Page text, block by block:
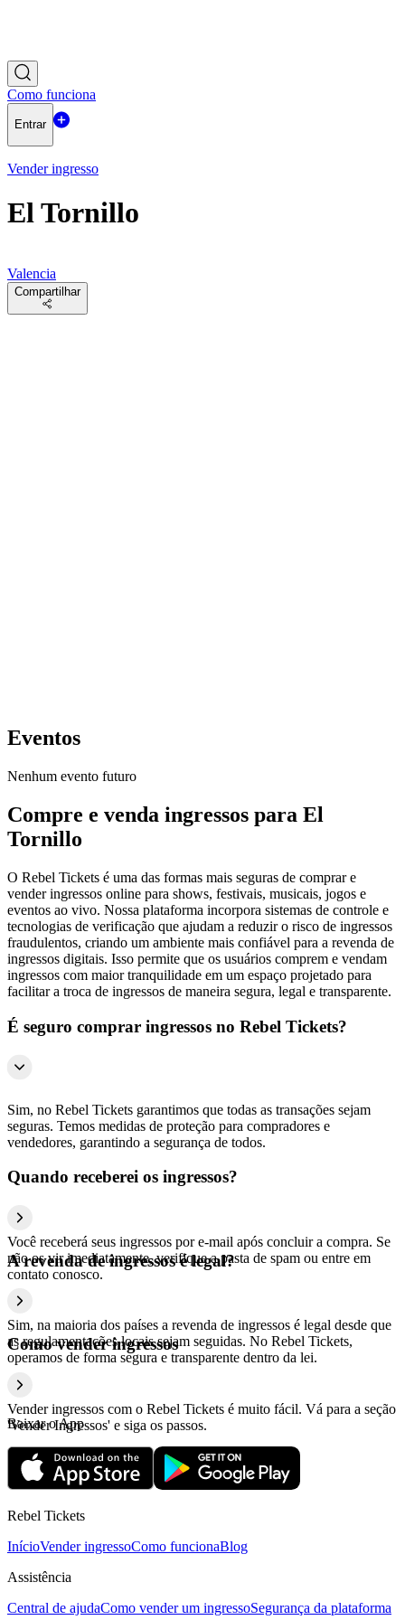
Como funciona
Entrar
Vender ingresso
El Tornillo
Valencia
Compartilhar
Eventos
Nenhum evento futuro
Compre e venda ingressos para El
Tornillo
O Rebel Tickets é uma das formas mais seguras de comprar e
vender ingressos online para shows, festivais, musicais, jogos e
eventos ao vivo. Nossa plataforma incorpora sistemas de controle e
tecnologias de verificação que ajudam a reduzir o risco de ingressos
fraudulentos, criando um ambiente mais confiável para a revenda de
ingressos digitais. Isso permite que os usuários comprem e vendam
ingressos com maior tranquilidade em um espaço projetado para
facilitar a troca de ingressos de maneira segura, legal e transparente.
É seguro comprar ingressos no Rebel Tickets?
Sim, no Rebel Tickets garantimos que todas as transações sejam
seguras. Temos medidas de proteção para compradores e
vendedores, garantindo a segurança de todos.
Quando receberei os ingressos?
Você receberá seus ingressos por e-mail após concluir a compra. Se
não os vir imediatamente, verifique a pasta de spam ou entre em
contato conosco.
A revenda de ingressos é legal?
Sim, na maioria dos países a revenda de ingressos é legal desde que
as regulamentações locais sejam seguidas. No Rebel Tickets,
operamos de forma segura e transparente dentro da lei.
Como vender ingressos
Vender ingressos com o Rebel Tickets é muito fácil. Vá para a seção
'Vender Ingressos' e siga os passos.
Baixar o App
Rebel Tickets
InícioVender ingressoComo funcionaBlog
Assistência
Central de ajudaComo vender um ingressoSegurança da plataforma